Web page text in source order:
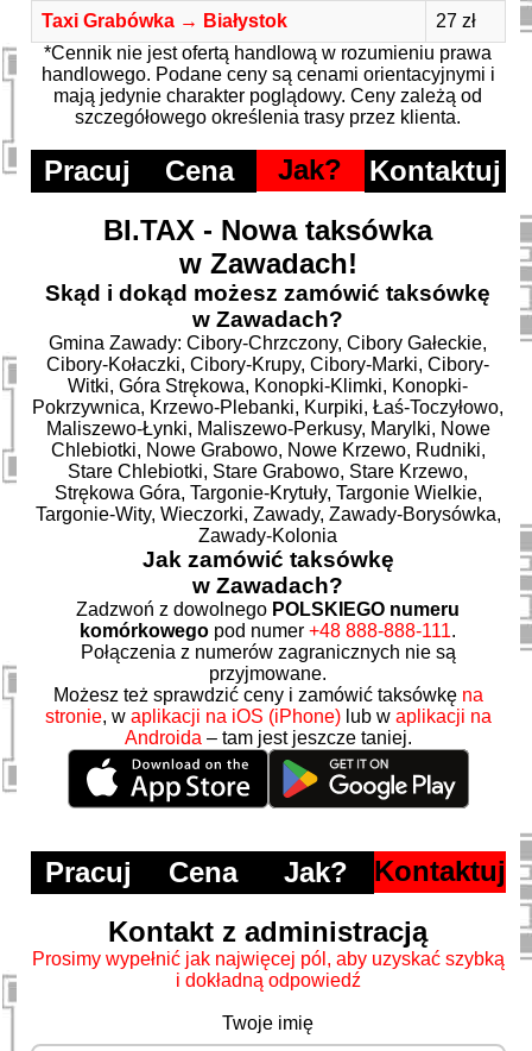
Taxi Grabówka → Białystok
27 zł
*Cennik nie jest ofertą handlową w rozumieniu prawa
handlowego. Podane ceny są cenami orientacyjnymi i
mają jedynie charakter poglądowy. Ceny zależą od
szczegółowego określenia trasy przez klienta.
Pracuj Cena Jak?
Kontaktuj
BI.TAX - Nowa taksówka
w Zawadach!
Skąd i dokąd możesz zamówić taksówkę
w Zawadach?
Gmina Zawady: Cibory-Chrzczony, Cibory Gałeckie,
Cibory-Kołaczki, Cibory-Krupy, Cibory-Marki, Cibory-
Witki, Góra Strękowa, Konopki-Klimki, Konopki-
Pokrzywnica, Krzewo-Plebanki, Kurpiki, Łaś-Toczyłowo,
Maliszewo-Łynki, Maliszewo-Perkusy, Marylki, Nowe
Chlebiotki, Nowe Grabowo, Nowe Krzewo, Rudniki,
Stare Chlebiotki, Stare Grabowo, Stare Krzewo,
Strękowa Góra, Targonie-Krytuły, Targonie Wielkie,
Targonie-Wity, Wieczorki, Zawady, Zawady-Borysówka,
Zawady-Kolonia
Jak zamówić taksówkę
w Zawadach?
Zadzwoń z dowolnego POLSKIEGO numeru
komórkowego pod numer+48 888-888-111.
Połączenia z numerów zagranicznych nie są
przyjmowane.
Możesz też sprawdzić ceny i zamówić taksówkę na
stronie, w aplikacji na iOS (iPhone) lub w aplikacji na
Androida – tam jest jeszcze taniej.
Pracuj Cena Jak?
Kontaktuj
Kontakt z administracją
Prosimy wypełnić jak najwięcej pól, aby uzyskać szybką
i dokładną odpowiedź
Twoje imię